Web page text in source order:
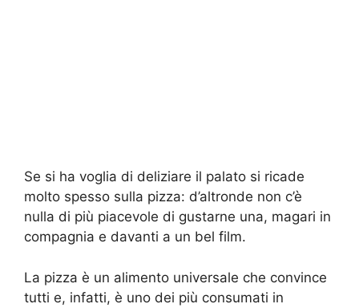
Se si ha voglia di deliziare il palato si ricade
molto spesso sulla pizza: d’altronde non c’è
nulla di più piacevole di gustarne una, magari in
compagnia e davanti a un bel film.
La pizza è un alimento universale che convince
tutti e, infatti, è uno dei più consumati in